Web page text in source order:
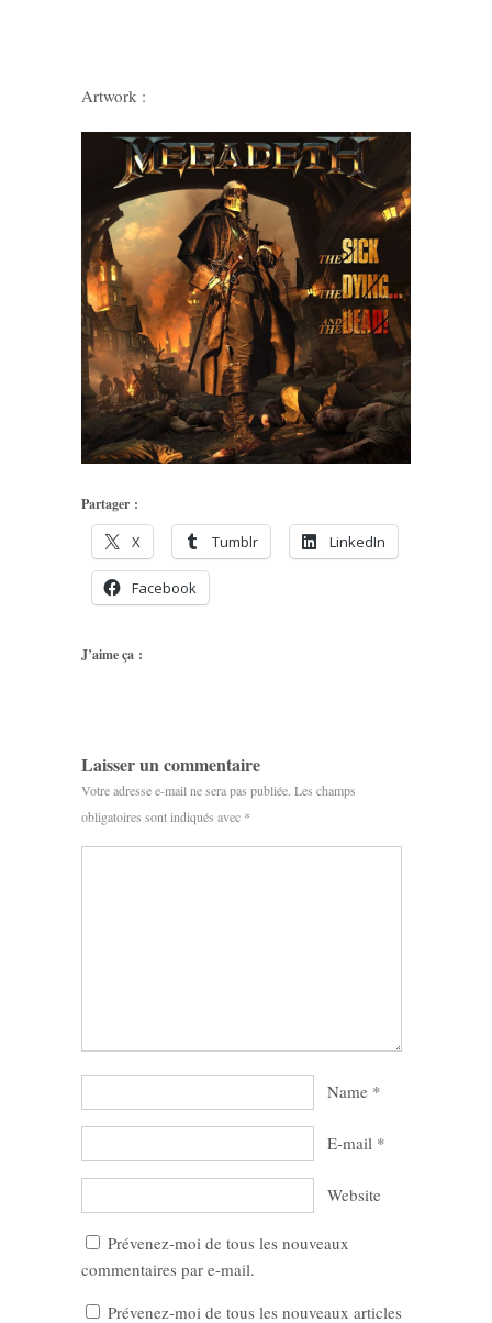
Artwork :
Partager :
X Tumblr LinkedIn
Facebook
J’aime ça :
Laisser un commentaire
Votre adresse e-mail ne sera pas publiée. Les champs
obligatoires sont indiqués avec *
Name *
E-mail *
Website
Prévenez-moi de tous les nouveaux
commentaires par e-mail.
Prévenez-moi de tous les nouveaux articles